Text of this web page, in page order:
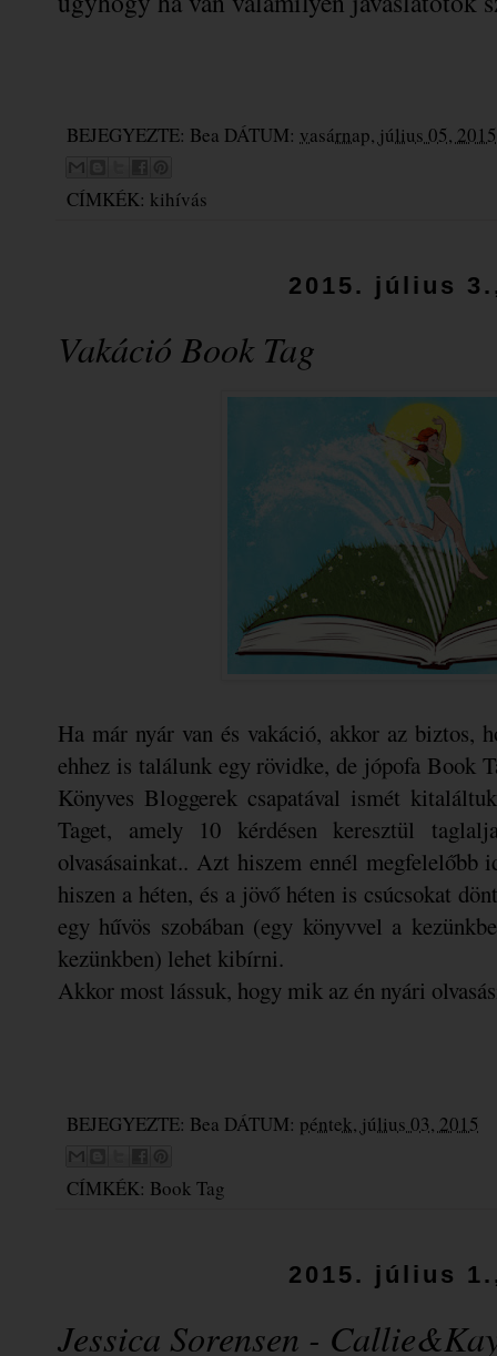
BEJEGYEZTE: Bea DÁTUM: vasárnap, július 05, 2015
CÍMKÉK: kihívás
2015. július
Vakáció Book Tag
Ha már nyár van és vakáció, akkor az biztos,
ehhez is találunk egy rövidke, de jópofa Book
Könyves Bloggerek csapatával ismét
Taget, amely 10 kérdésen keresztül
olvasásainkat.. Azt hiszem ennél megfelelőbb
hiszen a héten, és a jövő héten is csúcsokat
egy hűvös szobában (egy könyvvel a
kezünkben) lehet kibírni.
Akkor most lássuk, hogy mik az én nyári
BEJEGYEZTE: Bea DÁTUM: péntek, július 03, 2015
CÍMKÉK: Book Tag
2015. július
Jessica Sorensen -